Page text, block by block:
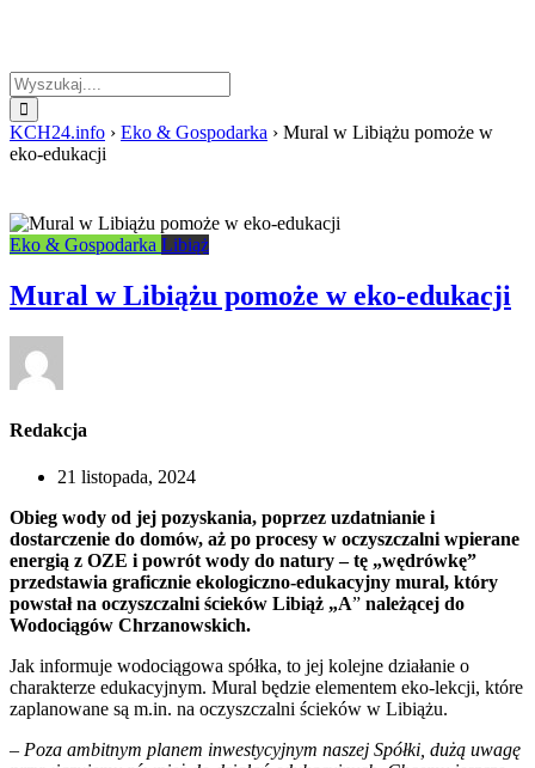
KCH24.info › Eko & Gospodarka › Mural w Libiążu pomoże w
eko-edukacji
Eko & Gospodarka Libiąż
Mural w Libiążu pomoże w eko-edukacji
Redakcja
21 listopada, 2024
Obieg wody od jej pozyskania, poprzez uzdatnianie i
dostarczenie do domów, aż po procesy w oczyszczalni wpierane
energią z OZE i powrót wody do natury – tę „wędrówkę”
przedstawia graficznie ekologiczno-edukacyjny mural, który
powstał na oczyszczalni ścieków Libiąż „A” należącej do
Wodociągów Chrzanowskich.
Jak informuje wodociągowa spółka, to jej kolejne działanie o
charakterze edukacyjnym. Mural będzie elementem eko-lekcji, które
zaplanowane są m.in. na oczyszczalni ścieków w Libiążu.
– Poza ambitnym planem inwestycyjnym naszej Spółki, dużą uwagę